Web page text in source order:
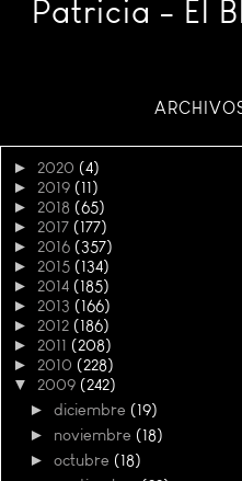
Patricia - El
► 2020 (4)
► 2019 (11)
► 2018 (65)
► 2017 (177)
► 2016 (357)
► 2015 (134)
► 2014 (185)
► 2013 (166)
► 2012 (186)
► 2011 (208)
► 2010 (228)
▼ 2009 (242)
► diciembre (19)
► noviembre (18)
► octubre (18)